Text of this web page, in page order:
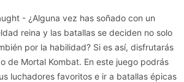
- ¿Alguna vez has soñado con un
reina y las batallas se deciden no solo
por la habilidad? Si es así, disfrutarás
de Mortal Kombat. En este juego podrás
luchadores favoritos e ir a batallas épicas